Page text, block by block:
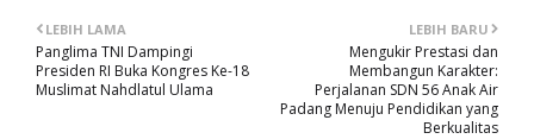
LEBIH BARU
Mengukir Prestasi dan
Membangun Karakter:
Perjalanan SDN 56 Anak Air
Padang Menuju Pendidikan yang
Berkualitas
LEBIH LAMA
Panglima TNI Dampingi
Presiden RI Buka Kongres Ke-18
Muslimat Nahdlatul Ulama